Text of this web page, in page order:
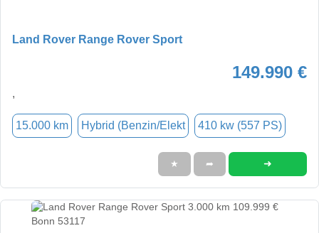
Land Rover Range Rover Sport
149.990 €
,
15.000 km Hybrid (Benzin/Elekt 410 kw (557 PS)
★ ➦ ➜